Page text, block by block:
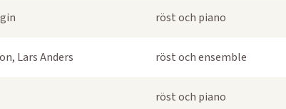
röst och piano
Lars Anders röst och ensemble
röst och piano